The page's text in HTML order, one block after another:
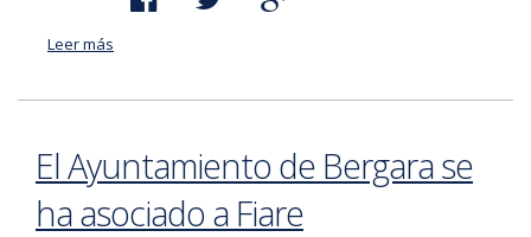
Leer más
El Ayuntamiento de Bergara se
ha asociado a Fiare